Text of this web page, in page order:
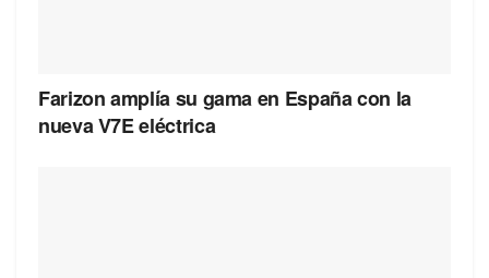
Farizon amplía su gama en España con la
nueva V7E eléctrica